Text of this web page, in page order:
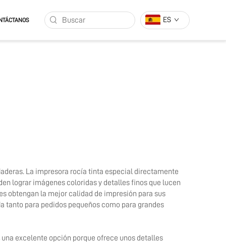
ES
La impresora rocía tinta especial directamente
lograr imágenes coloridas y detalles finos que lucen
obtengan la mejor calidad de impresión para sus
tanto para pedidos pequeños como para grandes
excelente opción porque ofrece unos detalles